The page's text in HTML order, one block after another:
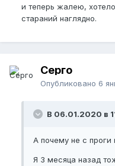
и теперь жалею,
стараний наглядно.
Серго
Опубликовано 6
В 06.01.2020 в
А почему не с проги
Я 3 месяца назад